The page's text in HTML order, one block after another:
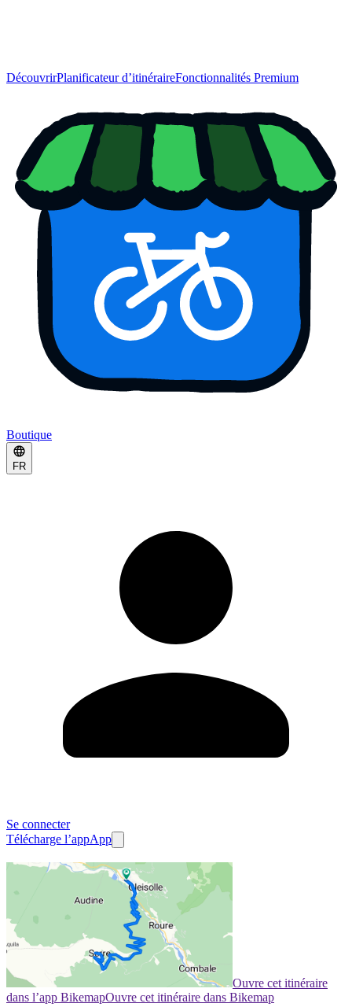
DécouvrirPlanificateur d’itinéraireFonctionnalités Premium
Boutique
FR
Se connecter
Télécharge l’appApp
Ouvre cet itinéraire
dans l’app BikemapOuvre cet itinéraire dans Bikemap